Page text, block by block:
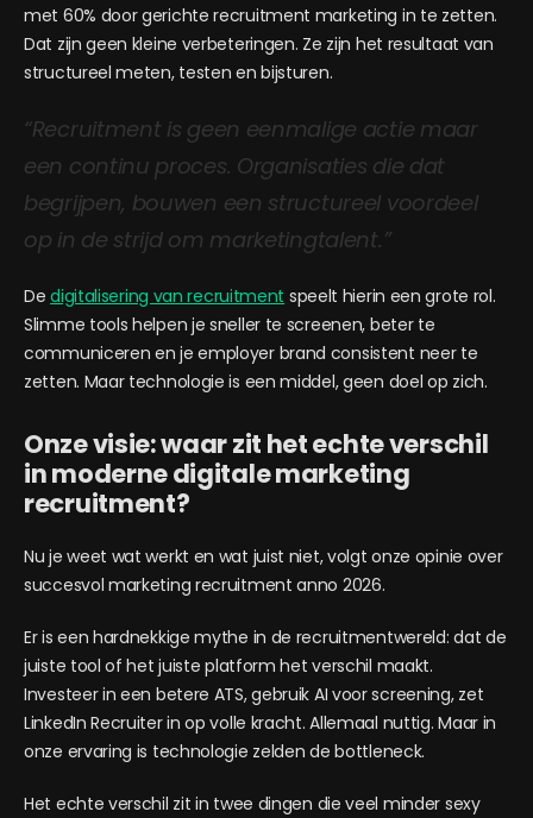
met 60% door gerichte recruitment marketing in te zetten.
Dat zijn geen kleine verbeteringen. Ze zijn het resultaat van
structureel meten, testen en bijsturen.
“Recruitment is geen eenmalige actie maar
een continu proces. Organisaties die dat
begrijpen, bouwen een structureel voordeel
op in de strijd om marketingtalent.”
Dedigitalisering van recruitment speelt hierin een grote rol.
Slimme tools helpen je sneller te screenen, beter te
communiceren en je employer brand consistent neer te
zetten. Maar technologie is een middel, geen doel op zich.
Onze visie: waar zit het echte verschil
in moderne digitale marketing
recruitment?
Nu je weet wat werkt en wat juist niet, volgt onze opinie over
succesvol marketing recruitment anno 2026.
Er is een hardnekkige mythe in de recruitmentwereld: dat de
juiste tool of het juiste platform het verschil maakt.
Investeer in een betere ATS, gebruik AI voor screening, zet
LinkedIn Recruiter in op volle kracht. Allemaal nuttig. Maar in
onze ervaring is technologie zelden de bottleneck.
Het echte verschil zit in twee dingen die veel minder sexy